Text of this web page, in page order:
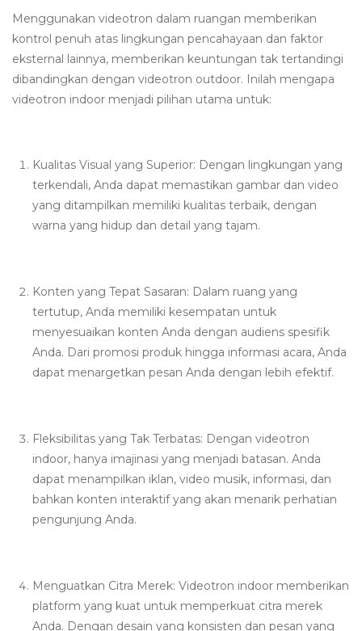
Menggunakan videotron dalam ruangan memberikan
kontrol penuh atas lingkungan pencahayaan dan faktor
eksternal lainnya, memberikan keuntungan tak tertandingi
dibandingkan dengan videotron outdoor. Inilah mengapa
videotron indoor menjadi pilihan utama untuk:
Kualitas Visual yang Superior: Dengan lingkungan yang
terkendali, Anda dapat memastikan gambar dan video
yang ditampilkan memiliki kualitas terbaik, dengan
warna yang hidup dan detail yang tajam.
Konten yang Tepat Sasaran: Dalam ruang yang
tertutup, Anda memiliki kesempatan untuk
menyesuaikan konten Anda dengan audiens spesifik
Anda. Dari promosi produk hingga informasi acara, Anda
dapat menargetkan pesan Anda dengan lebih efektif.
Fleksibilitas yang Tak Terbatas: Dengan videotron
indoor, hanya imajinasi yang menjadi batasan. Anda
dapat menampilkan iklan, video musik, informasi, dan
bahkan konten interaktif yang akan menarik perhatian
pengunjung Anda.
Menguatkan Citra Merek: Videotron indoor memberikan
platform yang kuat untuk memperkuat citra merek
Anda. Dengan desain yang konsisten dan pesan yang